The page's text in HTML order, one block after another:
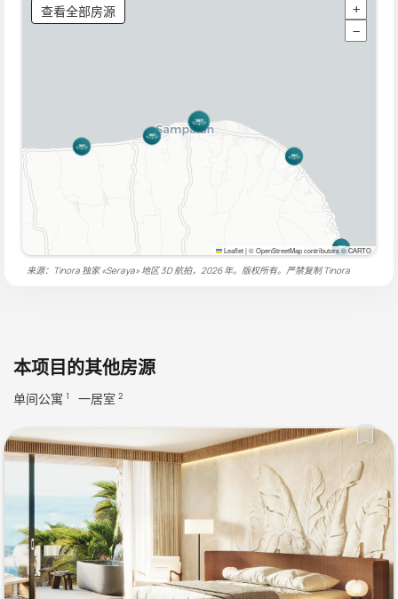
查看全部房源
+
−
Leaflet|© OpenStreetMap contributors © CARTO
来源：Tinora 独家 «Seraya» 地区 3D 航拍，2026 年。版权所有。严禁复制Tinora
本项目的其他房源
单间公寓 1 一居室 2